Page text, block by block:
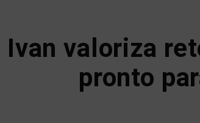
Ivan valoriza
pronto